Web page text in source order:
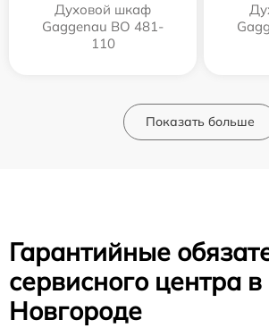
Духовой шкаф
Gaggenau BO 481-
110
Показать больше
Гарантийные
сервисного центра
Новгороде